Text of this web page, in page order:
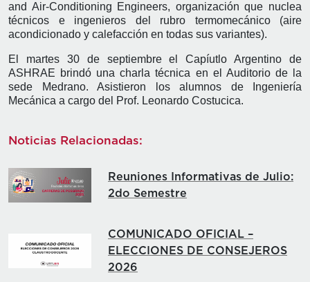
and Air-Conditioning Engineers, organización que nuclea
técnicos e ingenieros del rubro termomecánico (aire
acondicionado y calefacción en todas sus variantes).
El martes 30 de septiembre el Capíutlo Argentino de
ASHRAE brindó una charla técnica en el Auditorio de la
sede Medrano. Asistieron los alumnos de Ingeniería
Mecánica a cargo del Prof. Leonardo Costucica.
Noticias Relacionadas:
Reuniones Informativas de Julio:
2do Semestre
COMUNICADO OFICIAL –
ELECCIONES DE CONSEJEROS
2026